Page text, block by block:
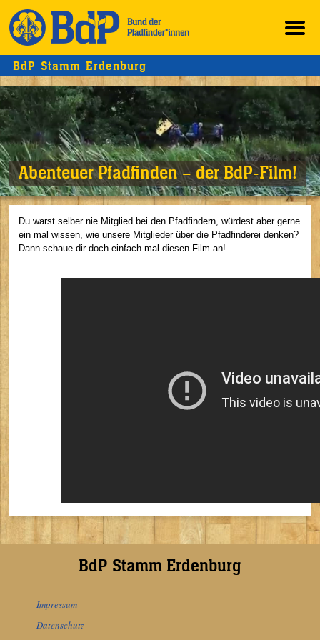
BdP Stamm Erdenburg
Abenteuer Pfadfinden – der BdP-Film!
Du warst selber nie Mitglied bei den Pfadfindern, würdest aber gerne
ein mal wissen, wie unsere Mitglieder über die Pfadfinderei denken?
Dann schaue dir doch einfach mal diesen Film an!
BdP Stamm Erdenburg
Impressum
Datenschutz